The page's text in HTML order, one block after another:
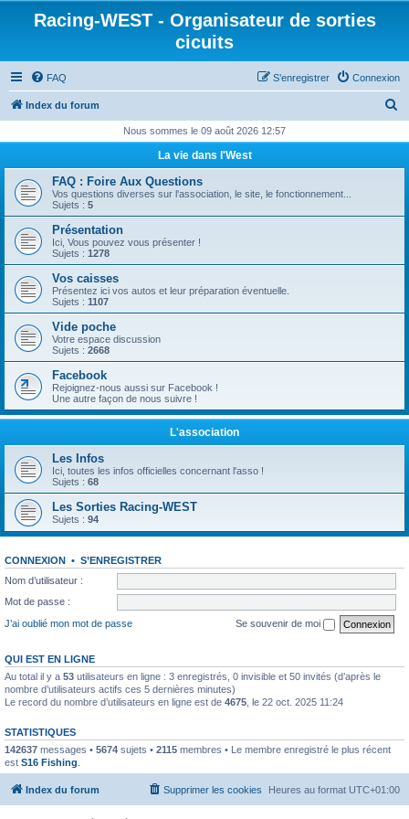
Racing-WEST - Organisateur de sorties
cicuits
FAQ Connexion
S’enregistrer
Index du forum
h
r
Nous sommes le 09 août 2026 12:57
La vie dans l'West
FAQ : Foire Aux Questions
Vos questions diverses sur l'association, le site, le fonctionnement...
Sujets : 5
Présentation
Ici, Vous pouvez vous présenter !
Sujets : 1278
Vos caisses
Présentez ici vos autos et leur préparation éventuelle.
Sujets : 1107
Vide poche
Votre espace discussion
Sujets : 2668
Facebook
Rejoignez-nous aussi sur Facebook !
Une autre façon de nous suivre !
L'association
Les Infos
Ici, toutes les infos officielles concernant l'asso !
Sujets : 68
Les Sorties Racing-WEST
Sujets : 94
CONNEXION • S’ENREGISTRER
Nom d’utilisateur :
Mot de passe :
J’ai oublié mon mot de passe
Se souvenir de moi
QUI EST EN LIGNE
Au total il y a 53 utilisateurs en ligne : 3 enregistrés, 0 invisible et 50 invités (d’après le
nombre d’utilisateurs actifs ces 5 dernières minutes)
Le record du nombre d’utilisateurs en ligne est de 4675 , le 22 oct. 2025 11:24
STATISTIQUES
142637 messages • 5674 sujets • 2115 membres • Le membre enregistré le plus récent
est S16 Fishing
Index du forum Heures au format UTC+01:00
Supprimer les cookies